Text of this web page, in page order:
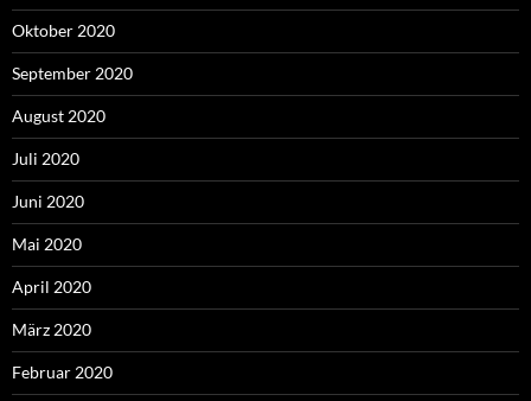
Oktober 2020
September 2020
August 2020
Juli 2020
Juni 2020
Mai 2020
April 2020
März 2020
Februar 2020